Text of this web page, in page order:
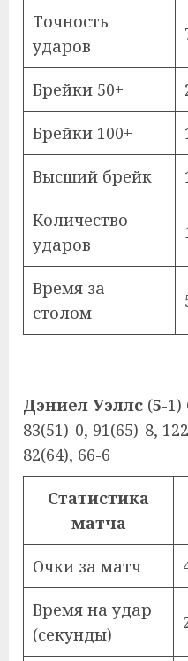
Точность
ударов
Брейки 50+
Брейки 100+
Высший брейк
Количество
ударов
Время за
столом
Дэниел Уэллс (5-1)
83(51)-0, 91(65)-8,
82(64), 66-6
Статистика
матча
Очки за матч
Время на удар
(секунды)